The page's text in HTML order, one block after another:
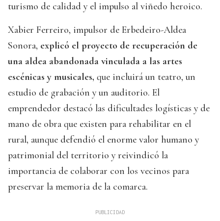
turismo de calidad y el impulso al viñedo heroico.
Xabier Ferreiro, impulsor de Erbedeiro-Aldea
Sonora, explicó el proyecto de recuperación de
una aldea abandonada vinculada a las artes
escénicas y musicales, que incluirá un teatro, un
estudio de grabación y un auditorio. El
emprendedor destacó las dificultades logísticas y de
mano de obra que existen para rehabilitar en el
rural, aunque defendió el enorme valor humano y
patrimonial del territorio y reivindicó la
importancia de colaborar con los vecinos para
preservar la memoria de la comarca.